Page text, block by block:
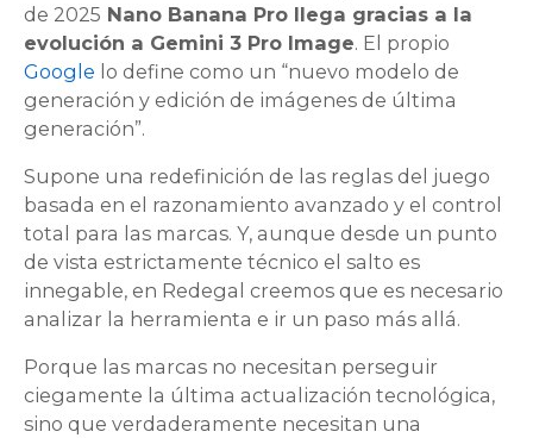
de 2025 Nano Banana Pro llega gracias a la
evolución a Gemini 3 Pro Image. El propio
Google lo define como un “nuevo modelo de
generación y edición de imágenes de última
generación”.
Supone una redefinición de las reglas del juego
basada en el razonamiento avanzado y el control
total para las marcas. Y, aunque desde un punto
de vista estrictamente técnico el salto es
innegable, en Redegal creemos que es necesario
analizar la herramienta e ir un paso más allá.
Porque las marcas no necesitan perseguir
ciegamente la última actualización tecnológica,
sino que verdaderamente necesitan una